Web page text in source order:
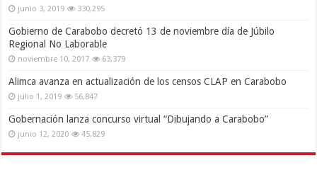
junio 3, 2019 330,295
Gobierno de Carabobo decretó 13 de noviembre día de Júbilo
Regional No Laborable
noviembre 10, 2017 63,379
Alimca avanza en actualización de los censos CLAP en Carabobo
julio 1, 2019 56,847
Gobernación lanza concurso virtual “Dibujando a Carabobo”
junio 12, 2020 45,829